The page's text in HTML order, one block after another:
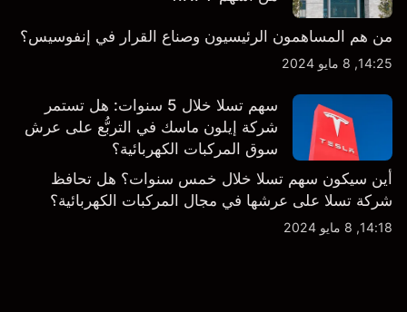
من هم المساهمون الرئيسيون وصناع القرار في إنفوسيس؟
14:25, 8 مايو 2024
سهم تسلا خلال 5 سنوات: هل تستمر
شركة إيلون ماسك في التربُّع على عرش
سوق المركبات الكهربائية؟
أين سيكون سهم تسلا خلال خمس سنوات؟ هل تحافظ
شركة تسلا على عرشها في مجال المركبات الكهربائية؟
14:18, 8 مايو 2024